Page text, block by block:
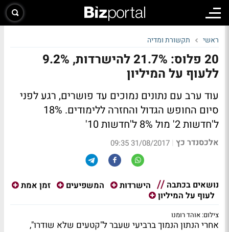
ראשי תקשורת ומדיה
20 פלוס: 21.7% להישרדות, 9.2%
ללעוף על המיליון
עוד ערב עם נתונים נמוכים עד פושרים, רגע לפני
סיום החופש הגדול והחזרה ללימודים. 18%
ל'חדשות 2' מול 8% ל'חדשות 10'
אלכסנדר כץ |
31/08/2017 09:35
נושאים בכתבה הישרדות המשפיעים
זמן אמת
לעוף על המיליון
צילום: אוהד רומנו
אחרי הנתון הנמוך ברביעי שעבר ל"קטעים שלא שודרו",